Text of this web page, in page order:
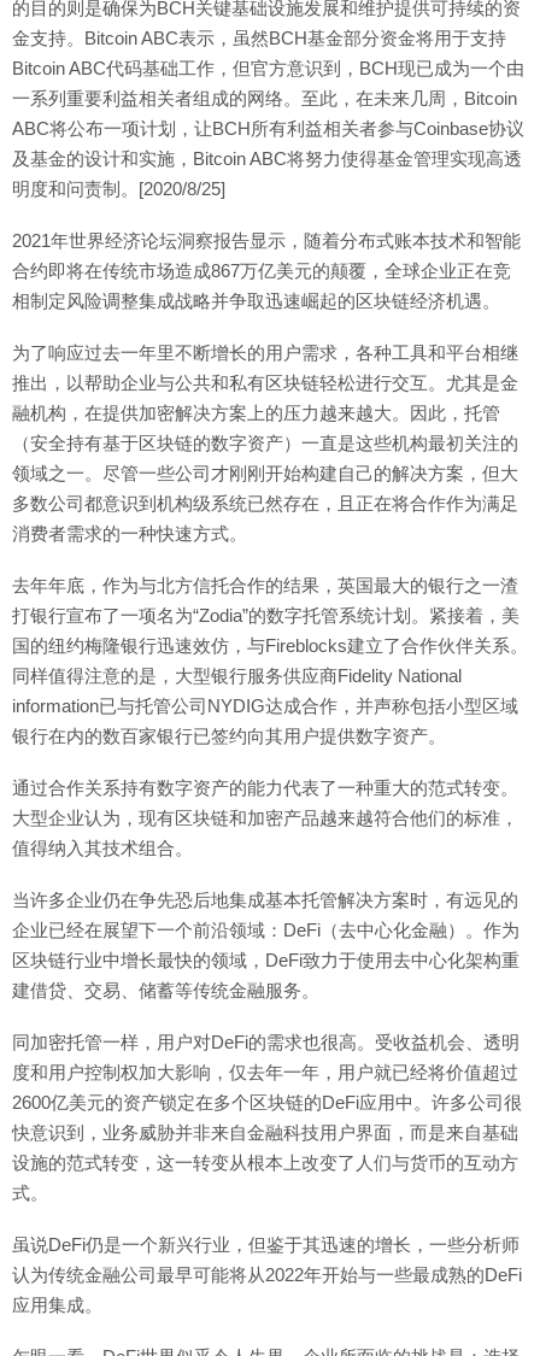
的目的则是确保为BCH关键基础设施发展和维护提供可持续的资
金支持。Bitcoin ABC表示，虽然BCH基金部分资金将用于支持
Bitcoin ABC代码基础工作，但官方意识到，BCH现已成为一个由
一系列重要利益相关者组成的网络。至此，在未来几周，Bitcoin
ABC将公布一项计划，让BCH所有利益相关者参与Coinbase协议
及基金的设计和实施，Bitcoin ABC将努力使得基金管理实现高透
明度和问责制。[2020/8/25]
2021年世界经济论坛洞察报告显示，随着分布式账本技术和智能
合约即将在传统市场造成867万亿美元的颠覆，全球企业正在竞
相制定风险调整集成战略并争取迅速崛起的区块链经济机遇。
为了响应过去一年里不断增长的用户需求，各种工具和平台相继
推出，以帮助企业与公共和私有区块链轻松进行交互。尤其是金
融机构，在提供加密解决方案上的压力越来越大。因此，托管
（安全持有基于区块链的数字资产）一直是这些机构最初关注的
领域之一。尽管一些公司才刚刚开始构建自己的解决方案，但大
多数公司都意识到机构级系统已然存在，且正在将合作作为满足
消费者需求的一种快速方式。
去年年底，作为与北方信托合作的结果，英国最大的银行之一渣
打银行宣布了一项名为“Zodia”的数字托管系统计划。紧接着，美
国的纽约梅隆银行迅速效仿，与Fireblocks建立了合作伙伴关系。
同样值得注意的是，大型银行服务供应商Fidelity National
information已与托管公司NYDIG达成合作，并声称包括小型区域
银行在内的数百家银行已签约向其用户提供数字资产。
通过合作关系持有数字资产的能力代表了一种重大的范式转变。
大型企业认为，现有区块链和加密产品越来越符合他们的标准，
值得纳入其技术组合。
当许多企业仍在争先恐后地集成基本托管解决方案时，有远见的
企业已经在展望下一个前沿领域：DeFi（去中心化金融）。作为
区块链行业中增长最快的领域，DeFi致力于使用去中心化架构重
建借贷、交易、储蓄等传统金融服务。
同加密托管一样，用户对DeFi的需求也很高。受收益机会、透明
度和用户控制权加大影响，仅去年一年，用户就已经将价值超过
2600亿美元的资产锁定在多个区块链的DeFi应用中。许多公司很
快意识到，业务威胁并非来自金融科技用户界面，而是来自基础
设施的范式转变，这一转变从根本上改变了人们与货币的互动方
式。
虽说DeFi仍是一个新兴行业，但鉴于其迅速的增长，一些分析师
认为传统金融公司最早可能将从2022年开始与一些最成熟的DeFi
应用集成。